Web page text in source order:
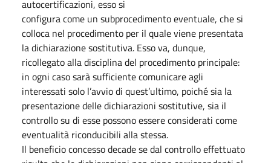
autocertificazioni, esso si
configura come un subprocedimento eventuale, che si
colloca nel procedimento per il quale viene presentata
la dichiarazione sostitutiva. Esso va, dunque,
ricollegato alla disciplina del procedimento principale:
in ogni caso sarà sufficiente comunicare agli
interessati solo l’avvio di quest’ultimo, poiché sia la
presentazione delle dichiarazioni sostitutive, sia il
controllo su di esse possono essere considerati come
eventualità riconducibili alla stessa.
Il beneficio concesso decade se dal controllo effettuato